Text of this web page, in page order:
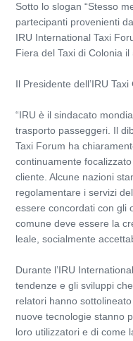
Sotto lo slogan “Stesso
partecipanti provenienti
IRU International Taxi
Fiera del Taxi di Colonia il
Il Presidente dell’IRU
“IRU è il sindacato
trasporto passeggeri. Il
Taxi Forum ha
continuamente
cliente. Alcune nazioni
regolamentare i servizi
essere concordati con gli
comune deve essere la
leale, socialmente
Durante l’IRU
tendenze e gli sviluppi
relatori hanno
nuove tecnologie stanno
loro utilizzatori e di come